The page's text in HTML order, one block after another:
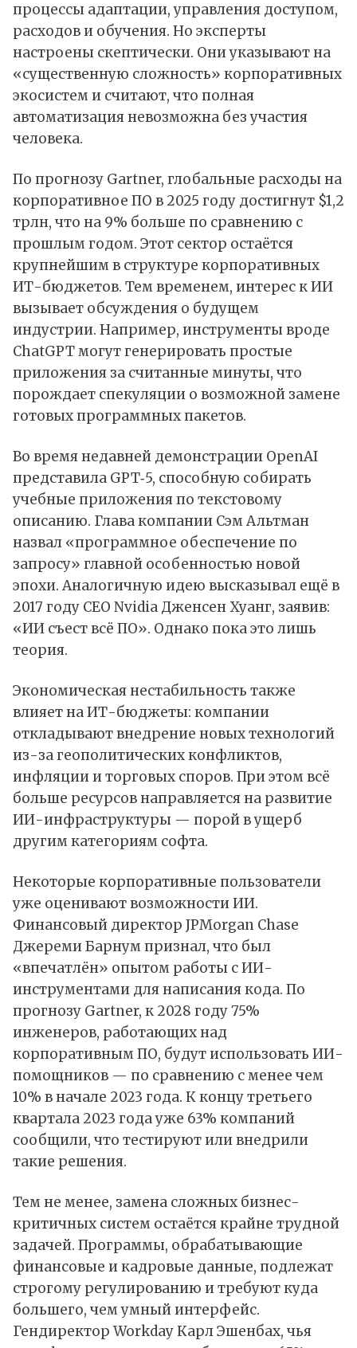
процессы адаптации, управления доступом,
расходов и обучения. Но эксперты
настроены скептически. Они указывают на
«существенную сложность» корпоративных
экосистем и считают, что полная
автоматизация невозможна без участия
человека.
По прогнозу Gartner, глобальные расходы на
корпоративное ПО в 2025 году достигнут $1,2
трлн, что на 9% больше по сравнению с
прошлым годом. Этот сектор остаётся
крупнейшим в структуре корпоративных
ИТ-бюджетов. Тем временем, интерес кИИ
вызывает обсуждения о будущем
индустрии. Например, инструменты вроде
ChatGPTмогут генерировать простые
приложения за считанные минуты, что
порождает спекуляции о возможной замене
готовых программных пакетов.
Во время недавней демонстрации OpenAI
представила GPT‑5, способную собирать
учебные приложения по текстовому
описанию. Глава компании Сэм Альтман
назвал «программное обеспечение по
запросу» главной особенностью новой
эпохи. Аналогичную идею высказывал ещё в
2017 году CEO Nvidia Дженсен Хуанг, заявив:
«ИИ съест всё ПО». Однако пока это лишь
теория.
Экономическая нестабильность также
влияет на ИТ-бюджеты: компании
откладывают внедрение новых технологий
из-за геополитических конфликтов,
инфляции и торговых споров. При этом всё
больше ресурсов направляется на развитие
ИИ-инфраструктуры — порой в ущерб
другим категориям софта.
Некоторые корпоративные пользователи
уже оценивают возможности ИИ.
Финансовый директор JPMorgan Chase
Джереми Барнум признал, что был
«впечатлён» опытом работы с ИИ-
инструментами для написания кода. По
прогнозу Gartner, к 2028 году 75%
инженеров, работающих над
корпоративным ПО, будут использовать ИИ-
помощников — по сравнению с менее чем
10% в начале 2023 года. К концу третьего
квартала 2023 года уже 63% компаний
сообщили, что тестируют или внедрили
такие решения.
Тем не менее, замена сложных бизнес-
критичных систем остаётся крайне трудной
задачей. Программы, обрабатывающие
финансовые и кадровые данные, подлежат
строгому регулированию и требуют куда
большего, чем умный интерфейс.
Гендиректор Workday Карл Эшенбах, чья